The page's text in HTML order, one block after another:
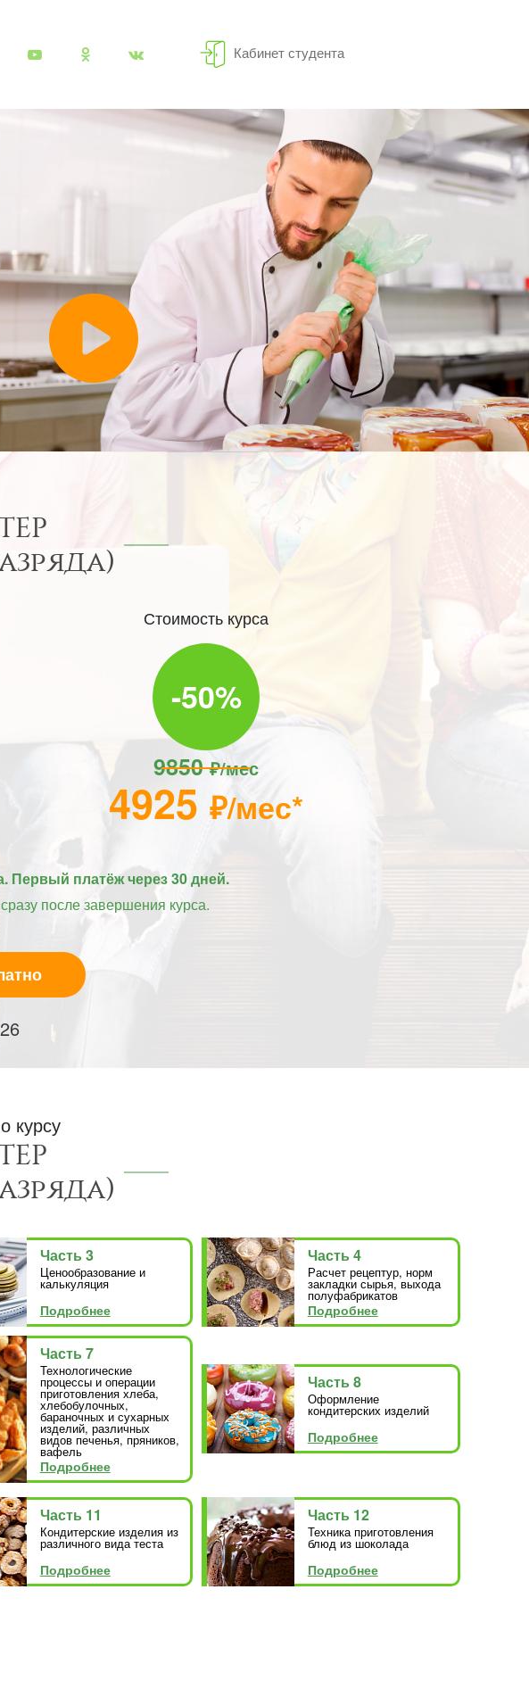
Кабинет студента
Стоимость курса
-50%
9850₽/мес
4925 ₽/мес*
Первый платёж через 30 дней.
после завершения курса.
курсу
Часть 3
Ценообразование и
калькуляция
Подробнее
Часть 4
Расчет рецептур, норм
закладки сырья, выхода
полуфабрикатов
Подробнее
Часть 7
Технологические
процессы и операции
приготовления хлеба,
хлебобулочных,
бараночных и сухарных
изделий, различных
видов печенья, пряников,
вафель
Подробнее
Часть 8
Оформление
кондитерских изделий
Подробнее
Часть 11
Кондитерские изделия из
различного вида теста
Подробнее
Часть 12
Техника приготовления
блюд из шоколада
Подробнее